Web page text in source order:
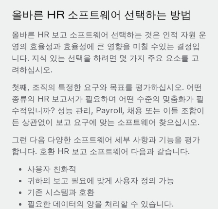
올바른 HR 소프트웨어 선택하는 방법
올바른 HR 보고 소프트웨어 선택하는 것은 인적 자원 운
영의 효율성과 효율성에 큰 영향을 미칠 수있는 결정입
니다. 지식 있는 선택을 하려면 몇 가지 주요 요소를 고
려하십시오.
첫째, 조직의 특정한 요구와 목표를 평가하십시오. 어떤
종류의 HR 보고서가 필요하며 어떤 수준의 맞춤화가 필
수적입니까? 성능 관리, Payroll, 채용 또는 이들 조합이
든 상관없이 보고 요구에 맞는 소프트웨어 찾으십시오.
그런 다음 다양한 소프트웨어 세부 사항과 기능을 평가
합니다. 호환 HR 보고 소프트웨어 다음과 같습니다.
사용자 친화적
귀하의 보고 필요에 맞게 사용자 정의 가능
기존 시스템과 호환
필요한 데이터의 양을 처리할 수 있습니다.